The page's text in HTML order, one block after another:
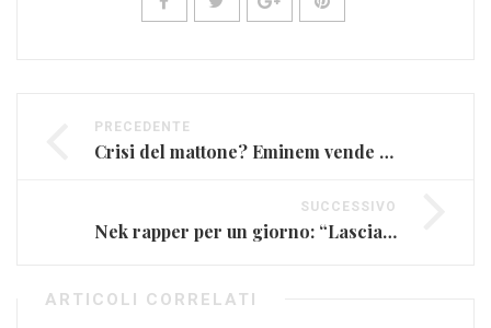
PRECEDENTE
Crisi del mattone? Eminem vende quelli di casa sua
SUCCESSIVO
Nek rapper per un giorno: “Lascia che io sia il tuo brivido più grande dentro le m***nde” (VIDEO)
ARTICOLI CORRELATI